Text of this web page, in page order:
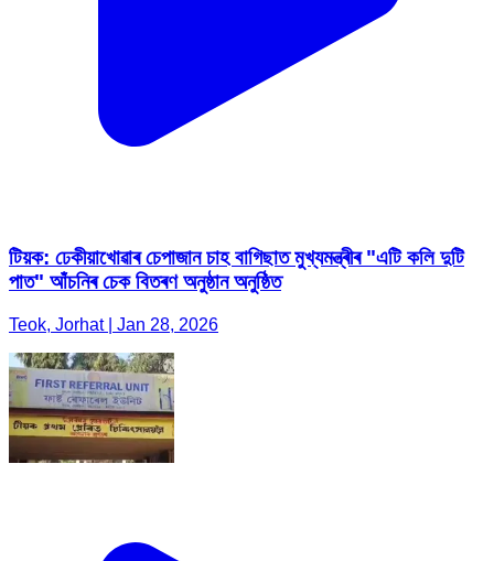
টিয়ক: ঢেকীয়াখোৱাৰ চেপাজান চাহ বাগিছাত মুখ্যমন্ত্ৰীৰ "এটি কলি দুটি
পাত" আঁচনিৰ চেক বিতৰণ অনুষ্ঠান অনুষ্ঠিত
Teok, Jorhat | Jan 28, 2026